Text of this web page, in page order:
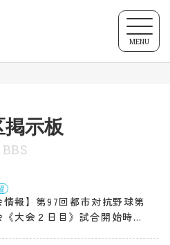
MENU
掲示板
BBS
情報】第97回都市対抗野球第
大会２日目》試合開始時間